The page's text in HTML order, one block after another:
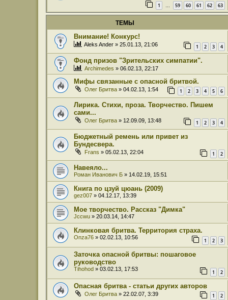
1 … 59 60 61 62 63
ТЕМЫ
Внимание! Конкурс!
Aleks Ander » 25.01.13, 21:06 1 2 3 4
Фонд призов "Зрительских симпатии".
Archimedes » 06.02.13, 22:17
Мифы связанные с опасной бритвой.
Олег Бритва » 04.02.13, 1:54 1 2 3 4 5 6
Лирика. Стихи, проза. Творчество. Пишем
сами...
Олег Бритва » 12.09.09, 13:48 1 2 3 4
Бюджетный ремень или привет из
Бундесвера.
Frans » 05.02.13, 22:04 1 2
Навеяло...
Роман Иванович Б » 14.02.19, 15:51
Книга по цзуй цюань (2009)
gez007 » 04.12.17, 13:39
Мое творчество. Рассказ "Димка"
Jccwu » 20.03.14, 14:47
Клинковая бритва. Территория страха.
Onza76 » 02.02.13, 10:56 1 2 3
Заточка опасной бритвы: пошаговое
руководство
Tihohod » 03.02.13, 17:53 1 2
Опасная бритва - статьи других авторов
Олег Бритва » 22.02.07, 3:39 1 2